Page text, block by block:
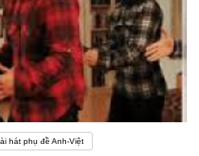
hát phụ đề Anh-Việt